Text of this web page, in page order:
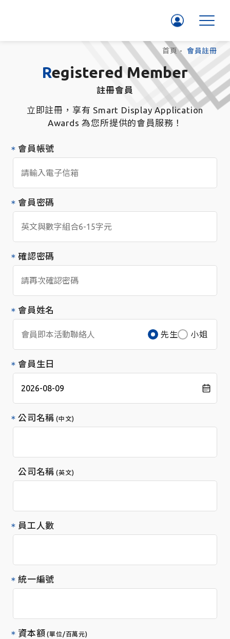
首頁 會員註冊
Registered Member
註冊會員
立即註冊，享有 Smart Display Application
Awards 為您所提供的會員服務！
會員帳號
會員密碼
確認密碼
會員姓名
先生 小姐
會員生日
公司名稱 (中文)
公司名稱 (英文)
員工人數
統一編號
資本額 (單位/百萬元)